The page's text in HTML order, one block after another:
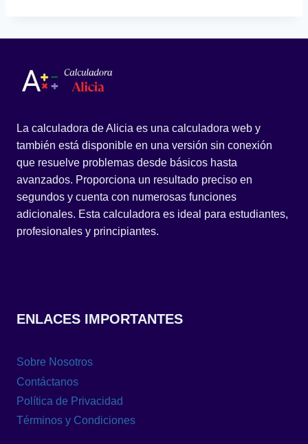
La calculadora de Alicia es una calculadora web y
también está disponible en una versión sin conexión
que resuelve problemas desde básicos hasta
avanzados. Proporciona un resultado preciso en
segundos y cuenta con numerosas funciones
adicionales. Esta calculadora es ideal para estudiantes,
profesionales y principiantes.
ENLACES IMPORTANTES
Sobre Nosotros
Contáctanos
Política de Privacidad
Términos y Condiciones